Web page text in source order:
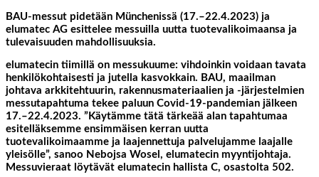
BAU-messut pidetään Münchenissä (17.–22.4.2023) ja
elumatec AG esittelee messuilla uutta tuotevalikoimaansa ja
tulevaisuuden mahdollisuuksia.
elumatecin tiimillä on messukuume: vihdoinkin voidaan tavata
henkilökohtaisesti ja jutella kasvokkain. BAU, maailman
johtava arkkitehtuurin, rakennusmateriaalien ja -järjestelmien
messutapahtuma tekee paluun Covid-19-pandemian jälkeen
17.–22.4.2023. ”Käytämme tätä tärkeää alan tapahtumaa
esitelläksemme ensimmäisen kerran uutta
tuotevalikoimaamme ja laajennettuja palvelujamme laajalle
yleisölle”, sanoo Nebojsa Wosel, elumatecin myyntijohtaja.
Messuvieraat löytävät elumatecin hallista C, osastolta 502.